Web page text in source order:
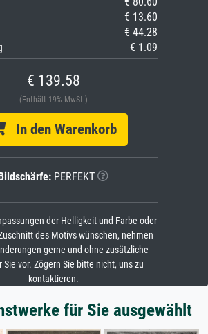
€ 13.60
€ 44.28
€ 1.09
€ 139.58
(Enthält 19% MwSt.)
In den Warenkorb
PERFEKT
der Helligkeit und Farbe oder
des Motivs wünschen, nehmen
gerne und ohne zusätzliche
Sie vor. Zögern Sie bitte nicht, uns zu
kontaktieren.
für Sie ausgewählt